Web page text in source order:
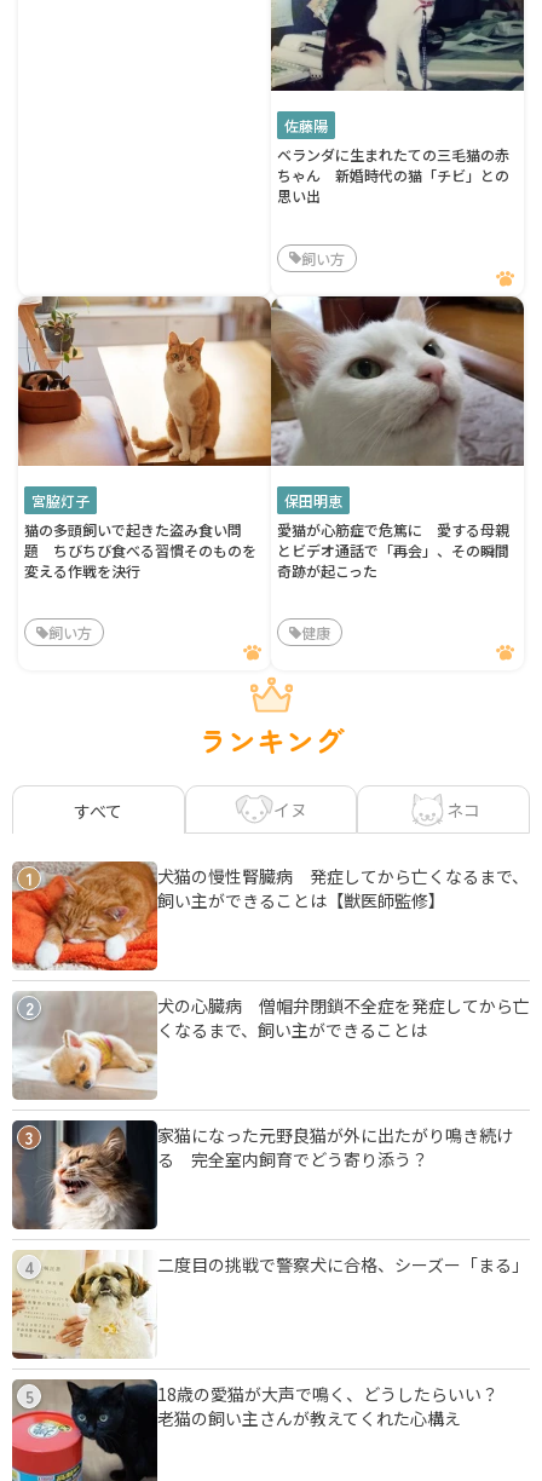
佐藤陽
ベランダに生まれたての三毛猫の赤
ちゃん 新婚時代の猫「チビ」との
思い出
飼い方
宮脇灯子
猫の多頭飼いで起きた盗み食い問
題 ちびちび食べる習慣そのものを
変える作戦を決行
飼い方
保田明恵
愛猫が心筋症で危篤に 愛する母親
とビデオ通話で「再会」、その瞬間
奇跡が起こった
健康
ランキング
すべて イヌ ネコ
1
犬猫の慢性腎臓病 発症してから亡くなるまで、
飼い主ができることは【獣医師監修】
2
犬の心臓病 僧帽弁閉鎖不全症を発症してから亡
くなるまで、飼い主ができることは
3
家猫になった元野良猫が外に出たがり鳴き続け
る 完全室内飼育でどう寄り添う？
4 二度目の挑戦で警察犬に合格、シーズー「まる」
5
18歳の愛猫が大声で鳴く、どうしたらいい？
老猫の飼い主さんが教えてくれた心構え